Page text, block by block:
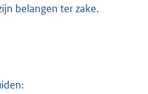
belangen ter zake.